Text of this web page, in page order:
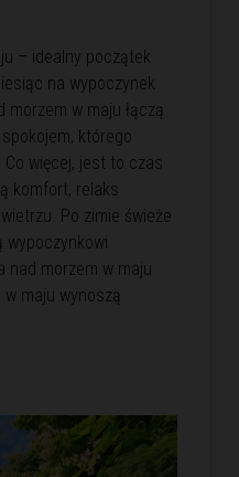
– idealny początek
na wypoczynek
morzem w maju łączą
którego
więcej, jest to czas
komfort, relaks
Po zimie świeże
wypoczynkowi
nad morzem w maju
w maju wynoszą